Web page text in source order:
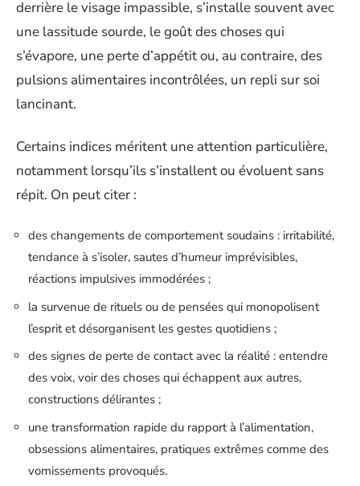
derrière le visage impassible, s’installe souvent avec
une lassitude sourde, le goût des choses qui
s’évapore, une perte d’appétit ou, au contraire, des
pulsions alimentaires incontrôlées, un repli sur soi
lancinant.
Certains indices méritent une attention particulière,
notamment lorsqu’ils s’installent ou évoluent sans
répit. On peut citer :
des changements de comportement soudains : irritabilité,
tendance à s’isoler, sautes d’humeur imprévisibles,
réactions impulsives immodérées ;
la survenue de rituels ou de pensées qui monopolisent
l’esprit et désorganisent les gestes quotidiens ;
des signes de perte de contact avec la réalité : entendre
des voix, voir des choses qui échappent aux autres,
constructions délirantes ;
une transformation rapide du rapport à l’alimentation,
obsessions alimentaires, pratiques extrêmes comme des
vomissements provoqués.